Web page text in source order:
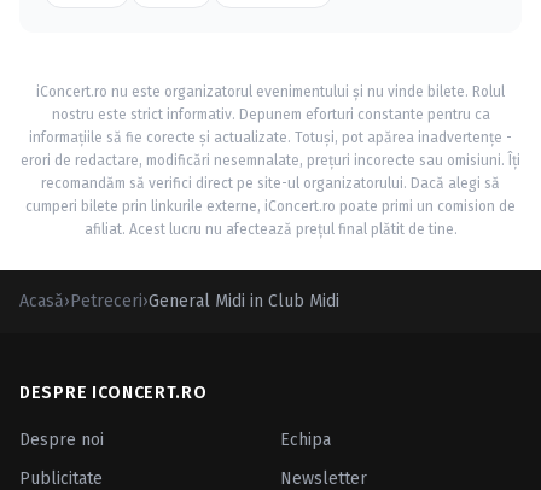
iConcert.ro nu este organizatorul evenimentului și nu vinde bilete. Rolul
nostru este strict informativ. Depunem eforturi constante pentru ca
informațiile să fie corecte și actualizate. Totuși, pot apărea inadvertențe -
erori de redactare, modificări nesemnalate, prețuri incorecte sau omisiuni. Îți
recomandăm să verifici direct pe site-ul organizatorului. Dacă alegi să
cumperi bilete prin linkurile externe, iConcert.ro poate primi un comision de
afiliat. Acest lucru nu afectează prețul final plătit de tine.
Acasă›Petreceri›General Midi in Club Midi
DESPRE ICONCERT.RO
Despre noi
Echipa
Publicitate
Newsletter